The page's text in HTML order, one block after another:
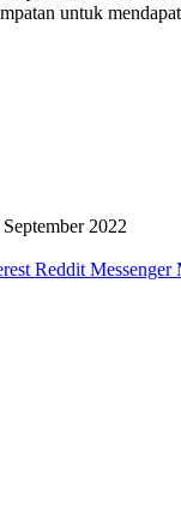
untuk
September 2022
Reddit Messenger